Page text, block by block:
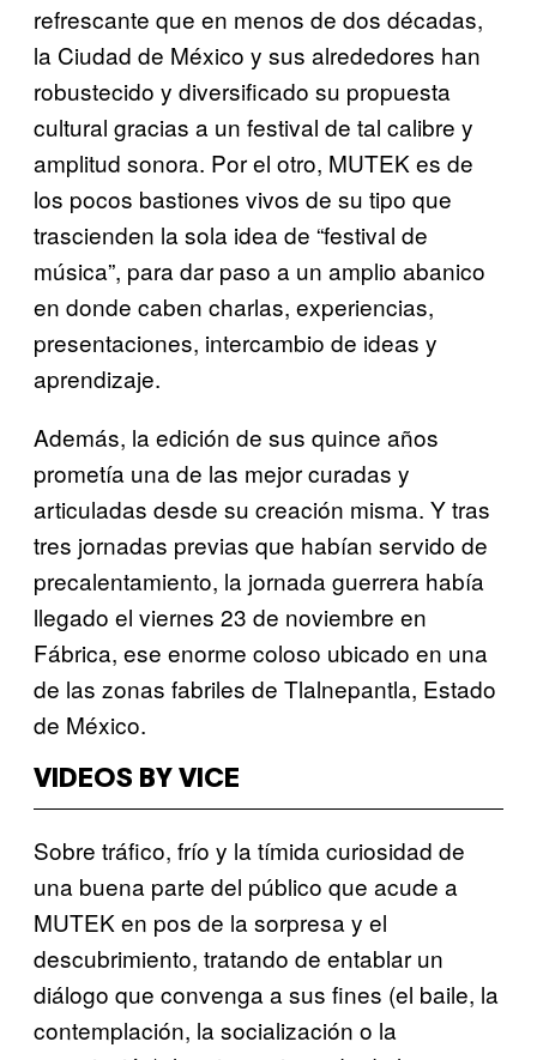
refrescante que en menos de dos décadas,
la Ciudad de México y sus alrededores han
robustecido y diversificado su propuesta
cultural gracias a un festival de tal calibre y
amplitud sonora. Por el otro, MUTEK es de
los pocos bastiones vivos de su tipo que
trascienden la sola idea de “festival de
música”, para dar paso a un amplio abanico
en donde caben charlas, experiencias,
presentaciones, intercambio de ideas y
aprendizaje.
Además, la edición de sus quince años
prometía una de las mejor curadas y
articuladas desde su creación misma. Y tras
tres jornadas previas que habían servido de
precalentamiento, la jornada guerrera había
llegado el viernes 23 de noviembre en
Fábrica, ese enorme coloso ubicado en una
de las zonas fabriles de Tlalnepantla, Estado
de México.
VIDEOS BY VICE
Sobre tráfico, frío y la tímida curiosidad de
una buena parte del público que acude a
MUTEK en pos de la sorpresa y el
descubrimiento, tratando de entablar un
diálogo que convenga a sus fines (el baile, la
contemplación, la socialización o la